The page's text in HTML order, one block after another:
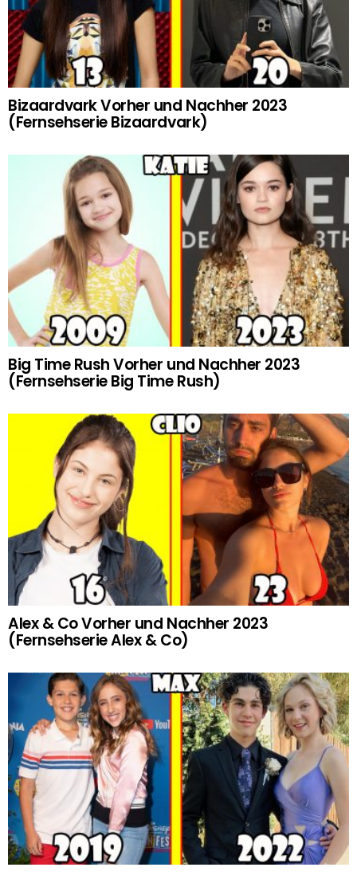
Bizaardvark Vorher und Nachher 2023
(Fernsehserie Bizaardvark)
Big Time Rush Vorher und Nachher 2023
(Fernsehserie Big Time Rush)
Alex & Co Vorher und Nachher 2023
(Fernsehserie Alex & Co)